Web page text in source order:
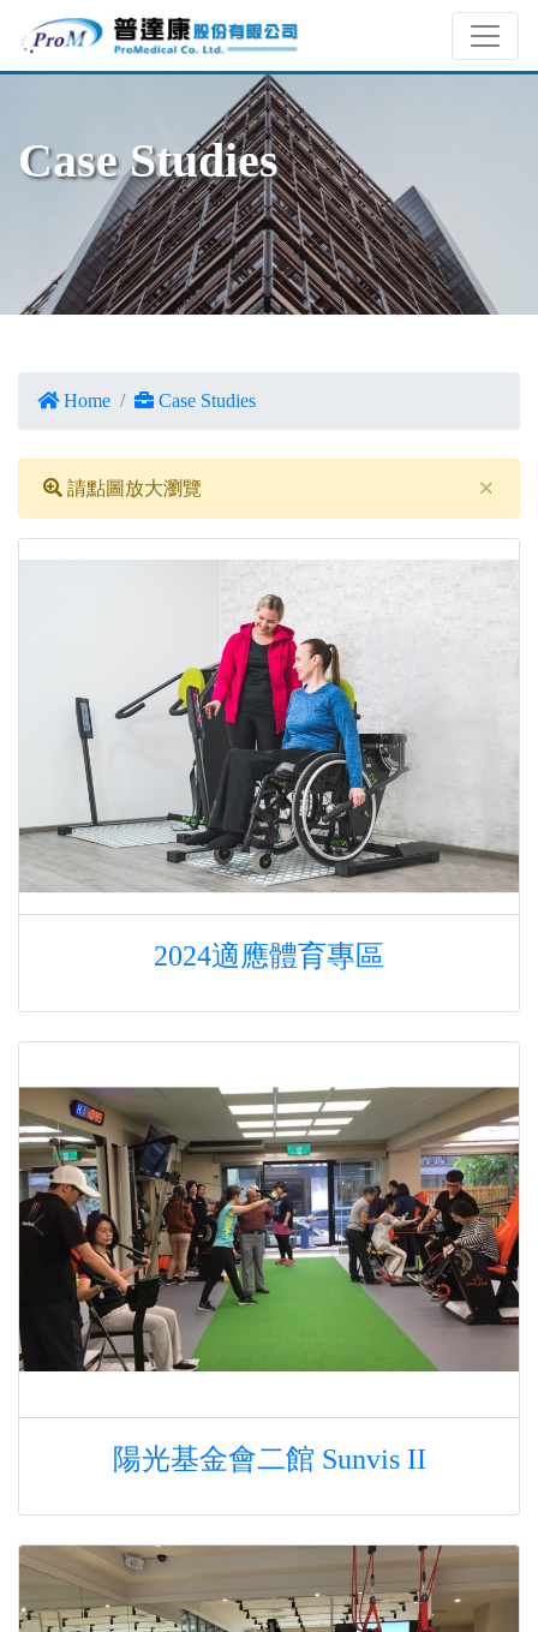
Case Studies
Home Case Studies
請點圖放大瀏覽 ×
2024適應體育專區
陽光基金會二館 Sunvis II